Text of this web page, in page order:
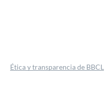
Ética y transparencia de BBCL